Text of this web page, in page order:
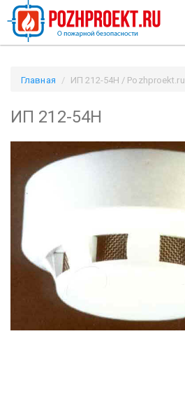
Главная ИП 212-54Н / Pozhproekt.ru
ИП 212-54Н